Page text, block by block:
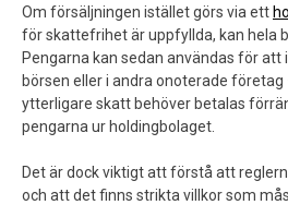
Om försäljningen istället görs via ett
för skattefrihet är uppfyllda, kan hela
Pengarna kan sedan användas för att
börsen eller i andra onoterade
ytterligare skatt behöver betalas
pengarna ur holdingbolaget.
Det är dock viktigt att förstå att
och att det finns strikta villkor som